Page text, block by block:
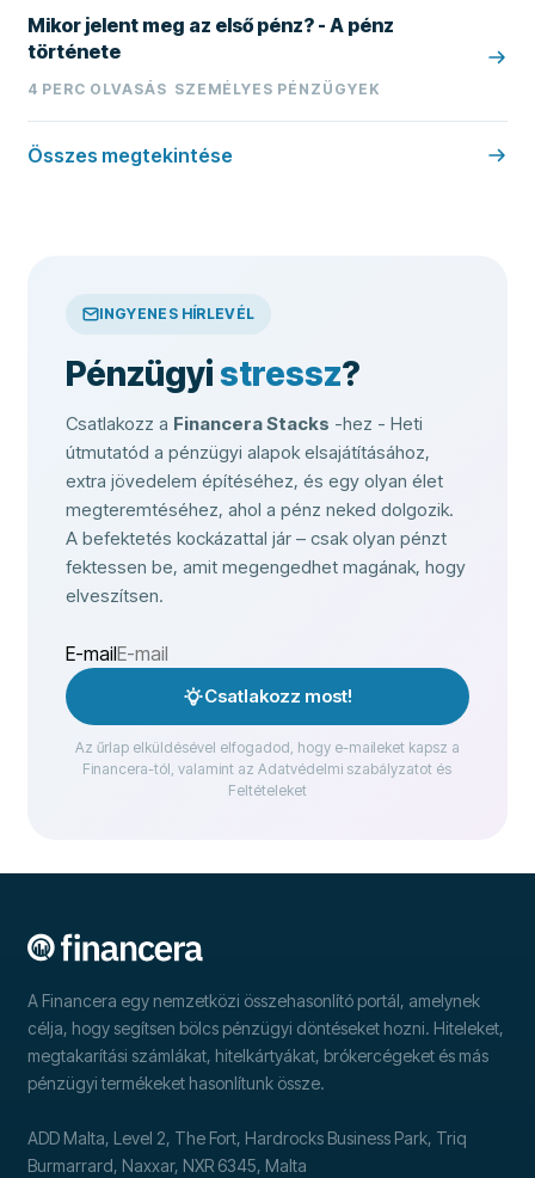
Mikor jelent meg az első pénz? - A pénz
története
4 PERC OLVASÁS SZEMÉLYES PÉNZÜGYEK
Összes megtekintése
INGYENES HÍRLEVÉL
Pénzügyistressz?
Csatlakozz a Financera Stacks -hez - Heti
útmutatód a pénzügyi alapok elsajátításához,
extra jövedelem építéséhez, és egy olyan élet
megteremtéséhez, ahol a pénz neked dolgozik.
A befektetés kockázattal jár – csak olyan pénzt
fektessen be, amit megengedhet magának, hogy
elveszítsen.
E-mail
Csatlakozz most!
Az űrlap elküldésével elfogadod, hogy e-maileket kapsz a
Financera-tól, valamint az Adatvédelmi szabályzatot és
Feltételeket
A Financera egy nemzetközi összehasonlító portál, amelynek
célja, hogy segítsen bölcs pénzügyi döntéseket hozni. Hiteleket,
megtakarítási számlákat, hitelkártyákat, brókercégeket és más
pénzügyi termékeket hasonlítunk össze.
ADD Malta, Level 2, The Fort, Hardrocks Business Park, Triq
Burmarrard, Naxxar, NXR 6345, Malta